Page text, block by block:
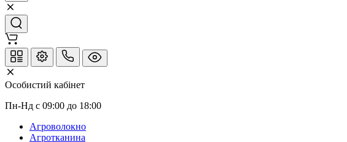
Особистий кабінет
Пн-Нд с 09:00 до 18:00
Агроволокно
Агротканина